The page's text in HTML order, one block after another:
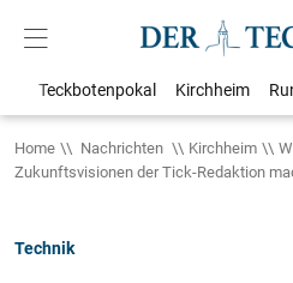
Teckbotenpokal Kirchheim
Home Nachrichten Kirchheim
Zukunftsvisionen der Tick-Redaktion
Technik